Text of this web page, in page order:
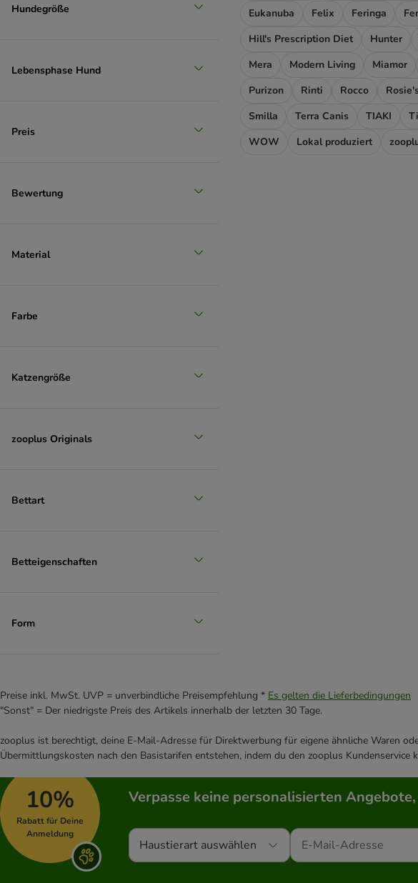
Hundegröße
Lebensphase Hund
Preis
Bewertung
Material
Farbe
Katzengröße
zooplus Originals
Bettart
Betteigenschaften
Form
Eukanuba
Felix Feringa
Hill's Prescription Diet
Hunter
Mera
Modern Living Miamor
Purizon
Rinti Rocco
Smilla
Terra Canis TIAKI
WOW
Lokal produziert
Preise inkl. MwSt. UVP = unverbindliche Preisempfehlung * Es gelten die Lieferbedingungen
"Sonst" = Der niedrigste Preis des Artikels innerhalb der letzten 30 Tage.
zooplus ist berechtigt, deine E-Mail-Adresse für Direktwerbung für eigene ähnliche Waren
Übermittlungskosten nach den Basistarifen entstehen, indem du den zooplus
10%
Rabatt für Deine
Anmeldung
Verpasse keine personalisierten
Haustierart auswählen